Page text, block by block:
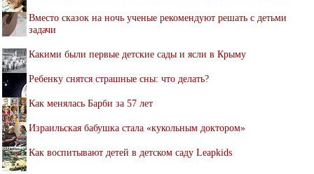
Вместо сказок на ночь ученые рекомендуют решать с детьми
задачи
Какими были первые детские сады и ясли в Крыму
Ребенку снятся страшные сны: что делать?
Как менялась Барби за 57 лет
Израильская бабушка стала «кукольным доктором»
Как воспитывают детей в детском саду Leapkids